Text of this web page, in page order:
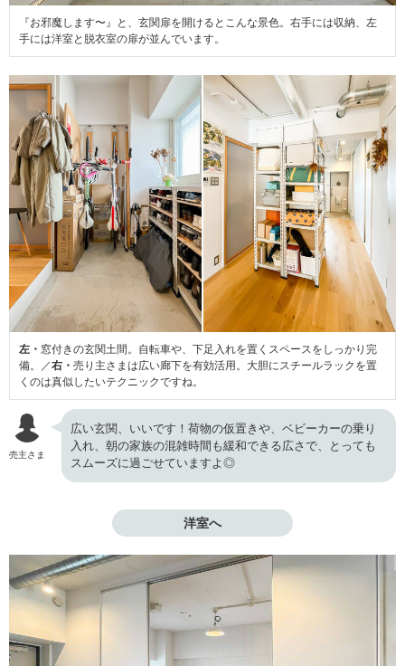
『お邪魔します〜』と、玄関扉を開けるとこんな景色。右手には収納、左
手には洋室と脱衣室の扉が並んでいます。
左・ 窓付きの玄関土間。自転車や、下足入れを置くスペースをしっかり完
備。／右・ 売り主さまは広い廊下を有効活用。大胆にスチールラックを置
くのは真似したいテクニックですね。
売主さま
広い玄関、いいです！荷物の仮置きや、ベビーカーの乗り
入れ、朝の家族の混雑時間も緩和できる広さで、とっても
スムーズに過ごせていますよ◎
洋室へ